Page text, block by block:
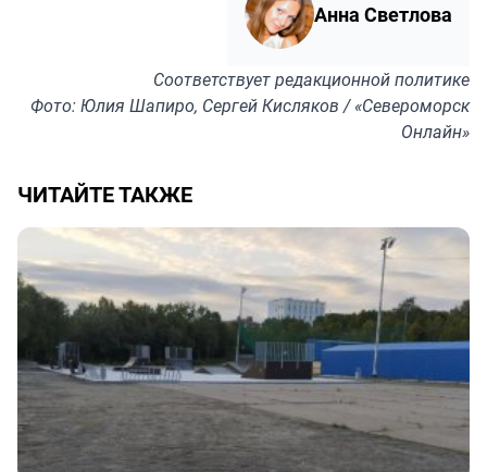
Анна Светлова
Соответствуетредакционной политике
Фото: Юлия Шапиро, Сергей Кисляков / «Североморск
Онлайн»
ЧИТАЙТЕ ТАКЖЕ